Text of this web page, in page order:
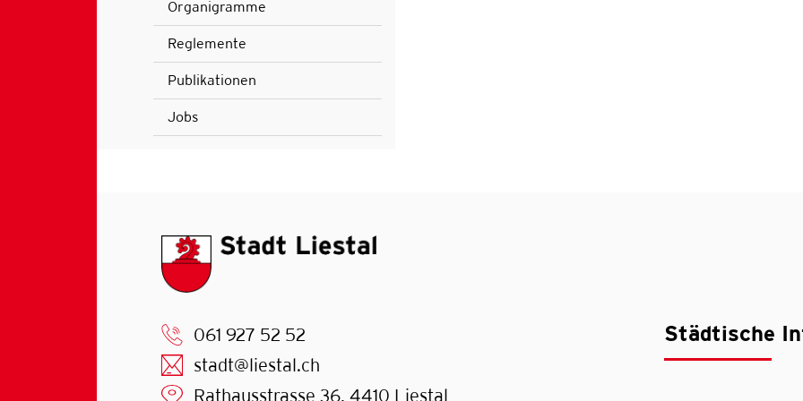
Organigramme
Reglemente
Publikationen
Jobs
061 927 52 52
stadt@liestal.ch
Rathausstrasse 36, 4410 Liestal
Städtische